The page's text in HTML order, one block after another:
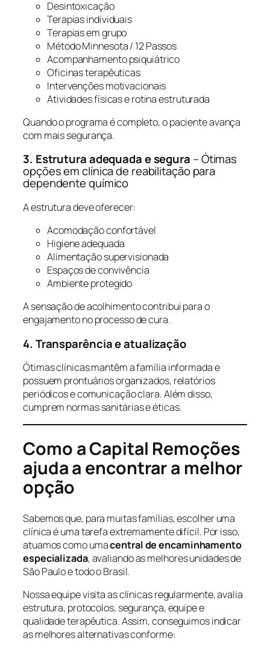
Desintoxicação
Terapias individuais
Terapias em grupo
Método Minnesota / 12 Passos
Acompanhamento psiquiátrico
Oficinas terapêuticas
Intervenções motivacionais
Atividades físicas e rotina estruturada
Quando o programa é completo, o paciente avança
com mais segurança.
3. Estrutura adequada e segura – Ótimas
opções em clínica de reabilitação para
dependente químico
A estrutura deve oferecer:
Acomodação confortável
Higiene adequada
Alimentação supervisionada
Espaços de convivência
Ambiente protegido
A sensação de acolhimento contribui para o
engajamento no processo de cura.
4. Transparência e atualização
Ótimas clínicas mantêm a família informada e
possuem prontuários organizados, relatórios
periódicos e comunicação clara. Além disso,
cumprem normas sanitárias e éticas.
Como a Capital Remoções
ajuda a encontrar a melhor
opção
Sabemos que, para muitas famílias, escolher uma
clínica é uma tarefa extremamente difícil. Por isso,
atuamos como umacentral de encaminhamento
especializada, avaliando as melhores unidades de
São Paulo e todo o Brasil.
Nossa equipe visita as clínicas regularmente, avalia
estrutura, protocolos, segurança, equipe e
qualidade terapêutica. Assim, conseguimos indicar
as melhores alternativas conforme: